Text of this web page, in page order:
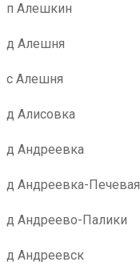
п Алешкин
д Алешня
с Алешня
д Алисовка
д Андреевка
д Андреевка-Печевая
д Андреево-Палики
д Андреевск